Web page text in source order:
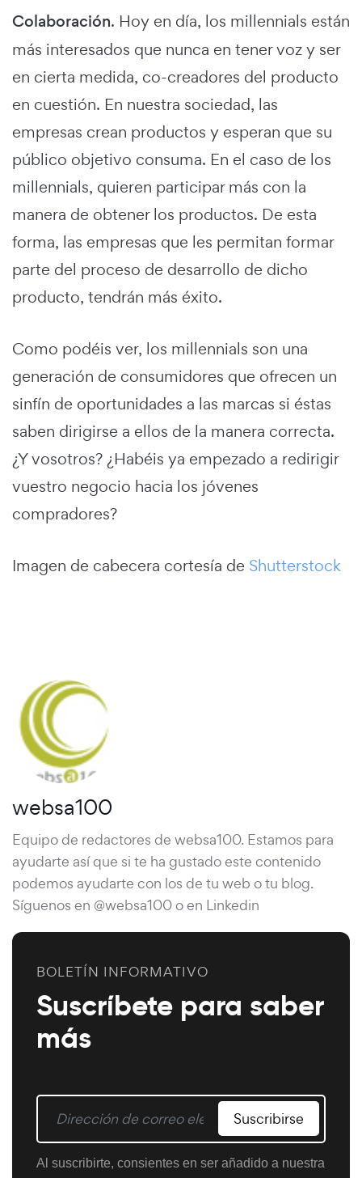
Colaboración. Hoy en día, los millennials están
más interesados que nunca en tener voz y ser
en cierta medida, co-creadores del producto
en cuestión. En nuestra sociedad, las
empresas crean productos y esperan que su
público objetivo consuma. En el caso de los
millennials, quieren participar más con la
manera de obtener los productos. De esta
forma, las empresas que les permitan formar
parte del proceso de desarrollo de dicho
producto, tendrán más éxito.
Como podéis ver, los millennials son una
generación de consumidores que ofrecen un
sinfín de oportunidades a las marcas si éstas
saben dirigirse a ellos de la manera correcta.
¿Y vosotros? ¿Habéis ya empezado a redirigir
vuestro negocio hacia los jóvenes
compradores?
Imagen de cabecera cortesía de Shutterstock
websa100
Equipo de redactores de websa100. Estamos para
ayudarte así que si te ha gustado este contenido
podemos ayudarte con los de tu web o tu blog.
Síguenos en @websa100 o en Linkedin
BOLETÍN INFORMATIVO
Suscríbete para saber
más
Suscribirse
Al suscribirte, consientes en ser añadido a nuestra